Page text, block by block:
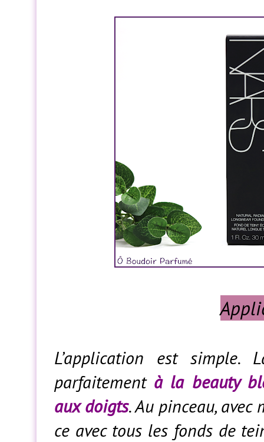
L’application est
parfaitement à la beauty
aux doigts. Au pinceau, avec
ce avec tous les fonds de